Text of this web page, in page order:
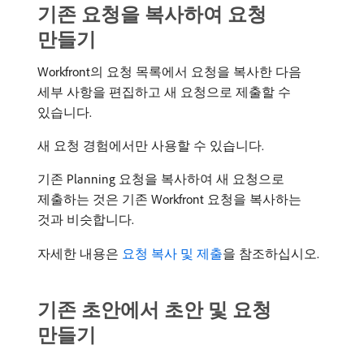
기존 요청을 복사하여 요청
만들기
Workfront의 요청 목록에서 요청을 복사한 다음
세부 사항을 편집하고 새 요청으로 제출할 수
있습니다.
새 요청 경험에서만 사용할 수 있습니다.
기존 Planning 요청을 복사하여 새 요청으로
제출하는 것은 기존 Workfront 요청을 복사하는
것과 비슷합니다.
자세한 내용은 요청 복사 및 제출을 참조하십시오.
기존 초안에서 초안 및 요청
만들기